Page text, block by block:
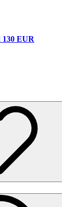
EUR